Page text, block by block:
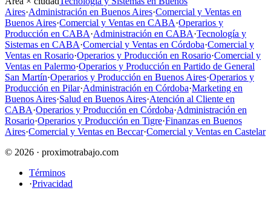
Aires·Administración en Buenos Aires·Comercial y Ventas en
Buenos Aires·Comercial y Ventas en CABA·Operarios y
Producción en CABA·Administración en CABA·Tecnología y
Sistemas en CABA·Comercial y Ventas en Córdoba·Comercial y
Ventas en Rosario·Operarios y Producción en Rosario·Comercial y
Ventas en Palermo·Operarios y Producción en Partido de General
San Martín·Operarios y Producción en Buenos Aires·Operarios y
Producción en Pilar·Administración en Córdoba·Marketing en
Buenos Aires·Salud en Buenos Aires·Atención al Cliente en
CABA·Operarios y Producción en Córdoba·Administración en
Rosario·Operarios y Producción en Tigre·Finanzas en Buenos
Aires·Comercial y Ventas en Beccar·Comercial y Ventas en Castelar
© 2026 · proximotrabajo.com
Términos
·Privacidad